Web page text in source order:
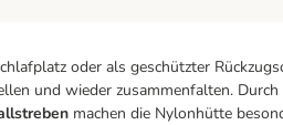
oder als geschützter
und wieder zusammenfalten. Durch
machen die Nylonhütte